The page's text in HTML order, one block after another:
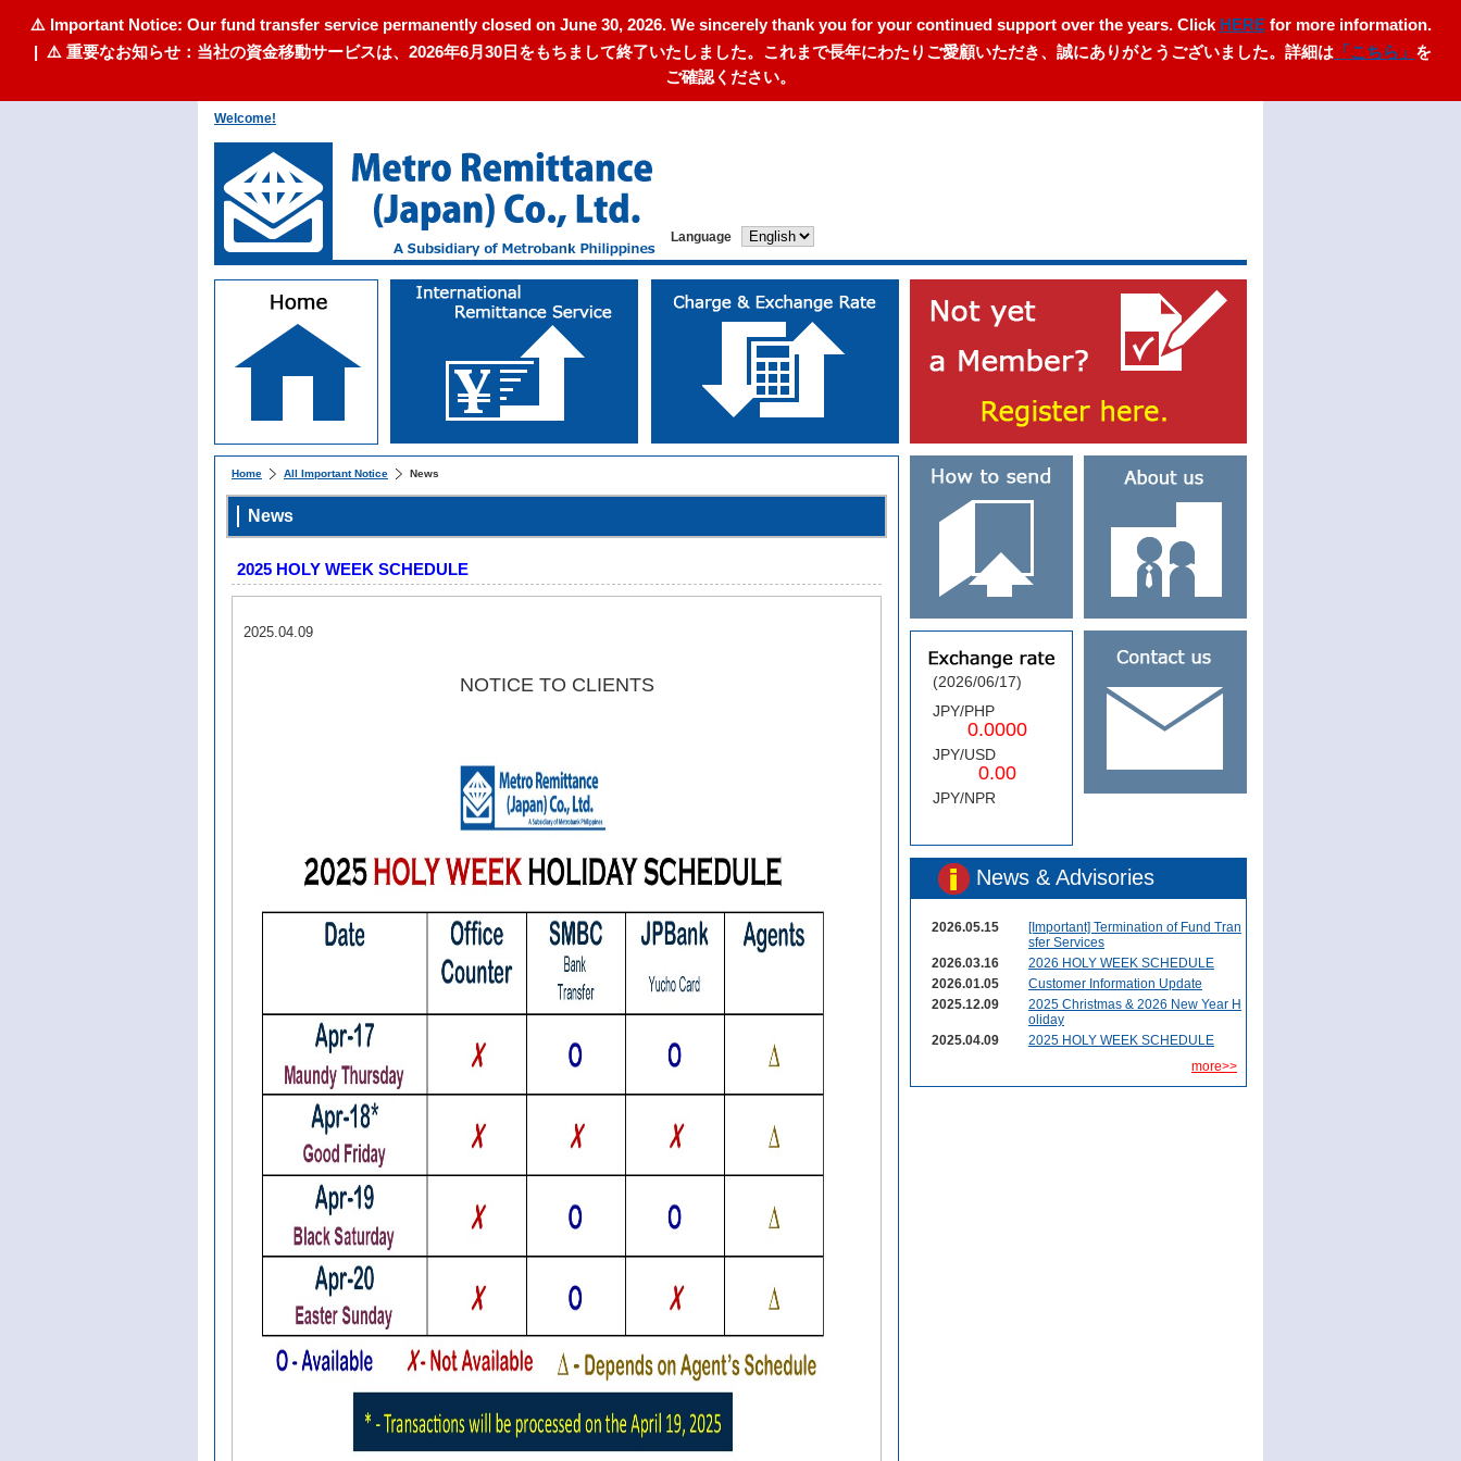
⚠️ Important Notice: Our fund transfer service permanently closed on June 30, 2026. We sincerely thank you for your continued support over the years. Click HEREfor more information.
| ⚠️ 重要なお知らせ：当社の資金移動サービスは、2026年6月30日をもちまして終了いたしました。これまで長年にわたりご愛顧いただき、誠にありがとうございました。詳細は 「こちら」 を
ご確認ください。
Welcome!
Language
Home All Important Notice News
News
2025 HOLY WEEK SCHEDULE
2025.04.09
NOTICE TO CLIENTS
(2026/06/17)
JPY/PHP
0.0000
JPY/USD
0.00
JPY/NPR
News & Advisories
2026.05.15
[Important] Termination of Fund Tran
sfer Services
2026.03.16
2026 HOLY WEEK SCHEDULE
2026.01.05
Customer Information Update
2025.12.09
2025 Christmas & 2026 New Year H
oliday
2025.04.09
2025 HOLY WEEK SCHEDULE
more>>